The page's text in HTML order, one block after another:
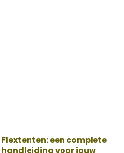
Flextenten: een complete
handleiding voor jouw